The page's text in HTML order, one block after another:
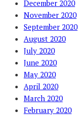
December 2020
November 2020
September 2020
August 2020
July 2020
June 2020
May 2020
April 2020
March 2020
February 2020